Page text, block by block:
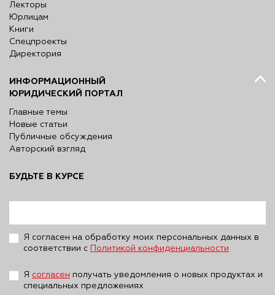
Лекторы
Юрлицам
Книги
Спецпроекты
Директория
ИНФОРМАЦИОННЫЙ
ЮРИДИЧЕСКИЙ ПОРТАЛ
Главные темы
Новые статьи
Публичные обсуждения
Авторский взгляд
БУДЬТЕ В КУРСЕ
Я согласен на обработку моих персональных данных в
соответствии с
Политикой конфиденциальности
Я согласен получать уведомления о новых продуктах и
специальных предложениях